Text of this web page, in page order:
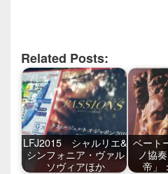
Related Posts:
LFJ2015 シャルリエ&
シンフォニア・ヴァル
ソヴィアほか
ベート
ノ協
帝」